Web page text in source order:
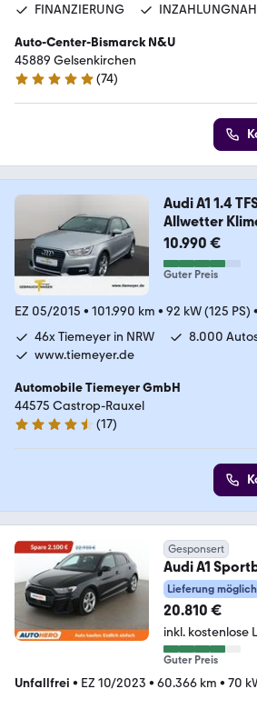
FINANZIERUNG
Auto-Center-Bismarck N&U
45889 Gelsenkirchen
5 Sterne
(74)
Audi A1 1.4
Allwetter
10.990 €
Guter Preis
EZ 05/2015 • 101.990 km • 92 kW (125 PS) •
46x Tiemeyer in NRW
8.000
www.tiemeyer.de
Automobile Tiemeyer GmbH
44575 Castrop-Rauxel
4.6 Sterne
(17)
Gesponsert
Audi A1
Lieferung möglich
20.810 €
inkl. kostenlose
Guter Preis
Unfallfrei • EZ 10/2023 • 60.366 km • 70